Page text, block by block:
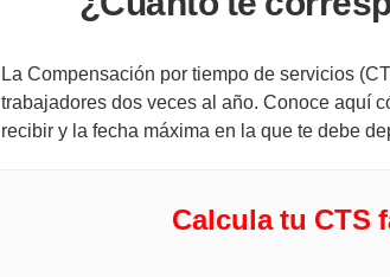
La Compensación por tiempo de servicios
trabajadores dos veces al año. Conoce aquí
recibir y la fecha máxima en la que te debe
Calcula tu CTS